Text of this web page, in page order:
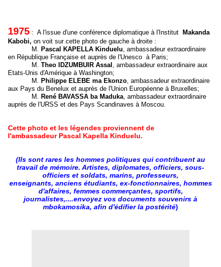
1975 : A l'issue d'une conférence diplomatique à l'Institut
Makanda
Kabobi, on voit sur cette photo de gauche à droite :
M. Pascal KAPELLA Kinduelu, ambassadeur extraordinaire
en République Française et auprès de l'Unesco à Paris;
M. Theo IDZUMBUIR Assal , ambassadeur extraordinaire aux
Etats-Unis d'Amérique à Washington;
M. Philippe ELEBE ma Ekonzo, ambassadeur extraordinaire
aux Pays du Benelux et auprès de l'Union Européenne à Bruxelles;
M. René BAVASSA ba Maduka, ambassadeur extraordinaire
auprès de l'URSS et des Pays Scandinaves à Moscou.
Cette photo et les légendes proviennent de
l'ambassadeur Pascal Kapella Kinduelu.
(Ils sont rares les hommes politiques qui contribuent au
travail de mémoire. Artistes, diplomates, officiers, sous-
officiers et soldats, marins, professeurs,
enseignants, anciens étudiants, ex-fonctionnaires, hommes
d'affaires, femmes commerçantes, sportifs,
journalistes,....envoyez vos documents souvenirs à
mbokamosika, afin d'édifier la postérité)